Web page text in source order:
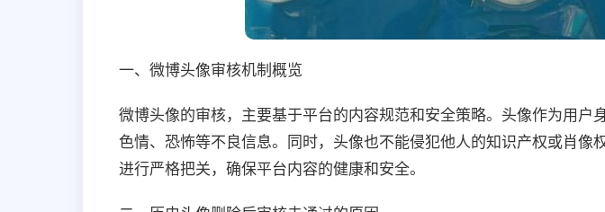
一、微博头像审核机制概览
微博头像的审核，主要基于平台的内容规范和安全策略。头像作为用户
色情、恐怖等不良信息。同时，头像也不能侵犯他人的知识产权或肖
进行严格把关，确保平台内容的健康和安全。